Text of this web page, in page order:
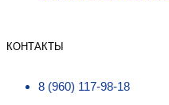
КОНТАКТЫ
8 (960) 117-98-18